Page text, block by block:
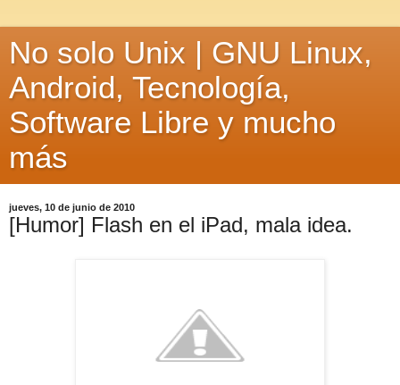
No solo Unix | GNU Linux,
Android, Tecnología,
Software Libre y mucho
más
jueves, 10 de junio de 2010
[Humor] Flash en el iPad, mala idea.